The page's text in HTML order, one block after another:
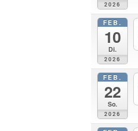
2026
FEB.
10
Di.
2026
FEB.
22
So.
2026